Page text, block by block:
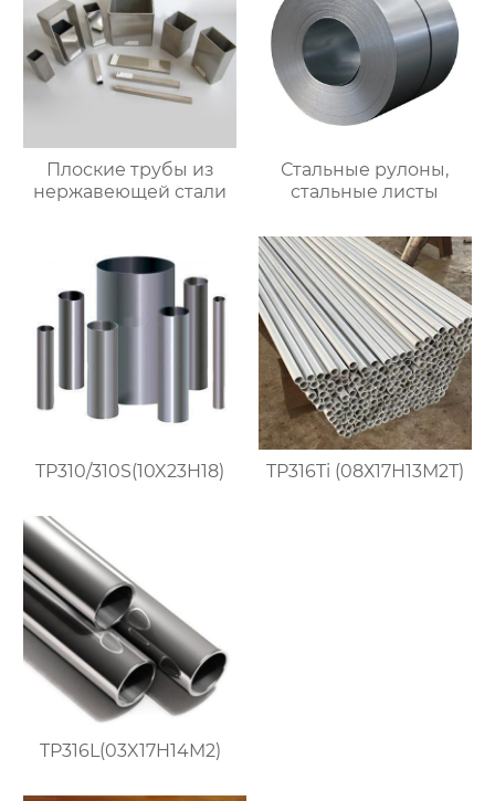
Плоские трубы из
нержавеющей стали
Стальные рулоны,
стальные листы
TP310/310S(10X23H18) TP316Ti (08Х17Н13М2Т)
TP316L(03X17H14M2)